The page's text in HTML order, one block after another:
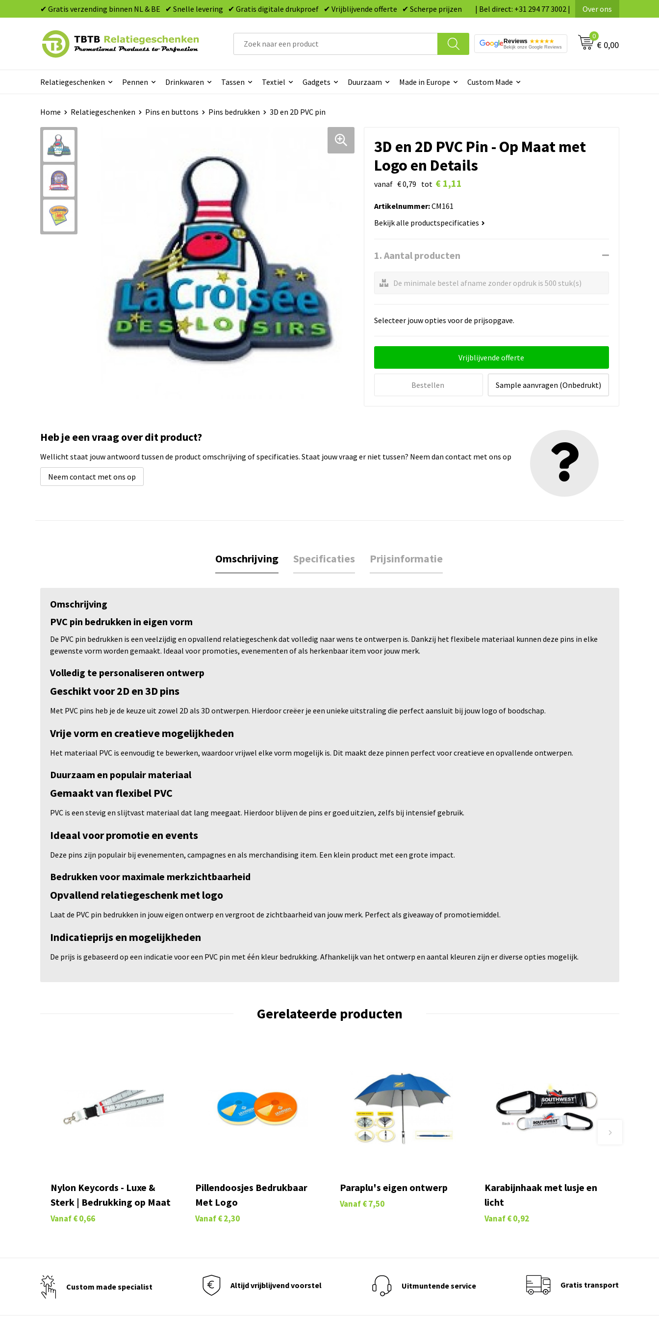
✔ Gratis verzending binnen NL & BE ✔ Snelle levering ✔ Gratis digitale drukproef ✔ Vrijblijvende offerte ✔ Scherpe prijzen | Bel direct: +31 294 77 3002 | Over ons
Reviews ★★★★★
Bekijk onze Google Reviews
0
€ 0,00
Relatiegeschenken Pennen Drinkwaren Tassen Textiel Gadgets Duurzaam Made in Europe Custom Made
Home Relatiegeschenken Pins en buttons Pins bedrukken 3D en 2D PVC pin
3D en 2D PVC Pin - Op Maat met
Logo en Details
vanaf € 0,79 tot € 1,11
Artikelnummer:CM161
Bekijk alle productspecificaties
1. Aantal producten
De minimale bestel afname zonder opdruk is 500 stuk(s)
Selecteer jouw opties voor de prijsopgave.
Vrijblijvende offerte
Bestellen Sample aanvragen (Onbedrukt)
Heb je een vraag over dit product?
Wellicht staat jouw antwoord tussen de product omschrijving of specificaties. Staat jouw vraag er niet tussen? Neem dan contact met ons op
Neem contact met ons op
Omschrijving Specificaties Prijsinformatie
Omschrijving
PVC pin bedrukken in eigen vorm
De PVC pin bedrukken is een veelzijdig en opvallend relatiegeschenk dat volledig naar wens te ontwerpen is. Dankzij het flexibele materiaal kunnen deze pins in elke
gewenste vorm worden gemaakt. Ideaal voor promoties, evenementen of als herkenbaar item voor jouw merk.
Volledig te personaliseren ontwerp
Geschikt voor 2D en 3D pins
Met PVC pins heb je de keuze uit zowel 2D als 3D ontwerpen. Hierdoor creëer je een unieke uitstraling die perfect aansluit bij jouw logo of boodschap.
Vrije vorm en creatieve mogelijkheden
Het materiaal PVC is eenvoudig te bewerken, waardoor vrijwel elke vorm mogelijk is. Dit maakt deze pinnen perfect voor creatieve en opvallende ontwerpen.
Duurzaam en populair materiaal
Gemaakt van flexibel PVC
PVC is een stevig en slijtvast materiaal dat lang meegaat. Hierdoor blijven de pins er goed uitzien, zelfs bij intensief gebruik.
Ideaal voor promotie en events
Deze pins zijn populair bij evenementen, campagnes en als merchandising item. Een klein product met een grote impact.
Bedrukken voor maximale merkzichtbaarheid
Opvallend relatiegeschenk met logo
Laat de PVC pin bedrukken in jouw eigen ontwerp en vergroot de zichtbaarheid van jouw merk. Perfect als giveaway of promotiemiddel.
Indicatieprijs en mogelijkheden
De prijs is gebaseerd op een indicatie voor een PVC pin met één kleur bedrukking. Afhankelijk van het ontwerp en aantal kleuren zijn er diverse opties mogelijk.
Gerelateerde producten
Nylon Keycords - Luxe &
Sterk | Bedrukking op Maat
Vanaf € 0,66
Pillendoosjes Bedrukbaar
Met Logo
Vanaf€ 2,30
Paraplu's eigen ontwerp
Vanaf€ 7,50
Karabijnhaak met lusje en
licht
Vanaf€ 0,92
Custom made specialist Altijd vrijblijvend voorstel Uitmuntende service Gratis transport